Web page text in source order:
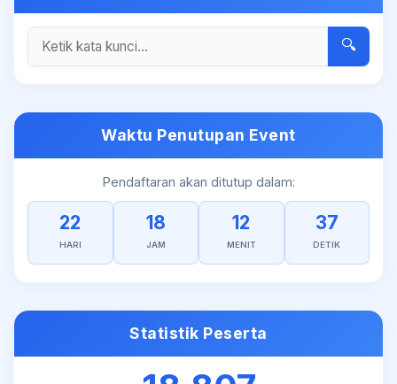
🔍
Waktu Penutupan Event
Pendaftaran akan ditutup dalam:
22
HARI
18
JAM
12
MENIT
37
DETIK
Statistik Peserta